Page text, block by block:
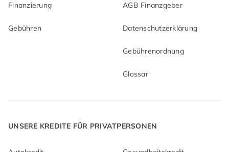
Finanzierung
Gebühren
AGB Finanzgeber
Datenschutzerklärung
Gebührenordnung
Glossar
UNSERE KREDITE FÜR PRIVATPERSONEN